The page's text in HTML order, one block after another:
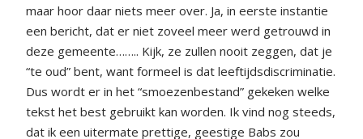
maar hoor daar niets meer over. Ja, in eerste instantie
een bericht, dat er niet zoveel meer werd getrouwd in
deze gemeente…….. Kijk, ze zullen nooit zeggen, dat je
“te oud” bent, want formeel is dat leeftijdsdiscriminatie.
Dus wordt er in het “smoezenbestand” gekeken welke
tekst het best gebruikt kan worden. Ik vind nog steeds,
dat ik een uitermate prettige, geestige Babs zou